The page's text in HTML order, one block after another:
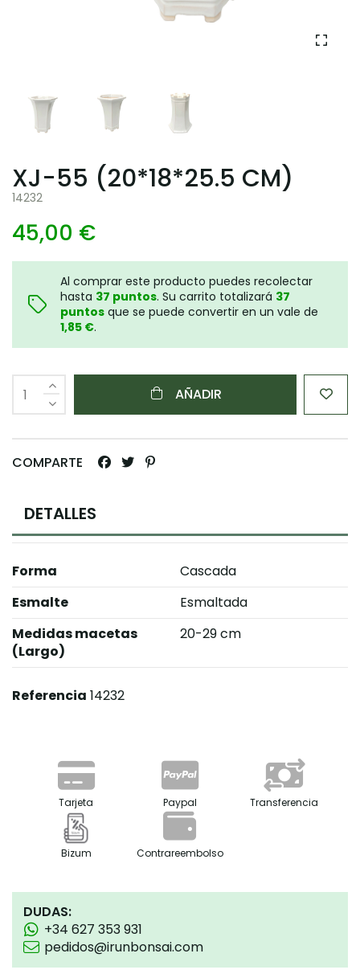
XJ-55 (20*18*25.5 CM)
14232
45,00 €
Al comprar este producto puedes recolectar
hasta 37 puntos. Su carrito totalizará 37
puntos que se puede convertir en un vale de
1,85 €.
AÑADIR
COMPARTE
DETALLES
Forma
Cascada
Esmalte
Esmaltada
Medidas macetas
(Largo)
20-29 cm
Referencia 14232
Tarjeta Paypal Transferencia
Bizum Contrareembolso
DUDAS:
+34 627 353 931
pedidos@irunbonsai.com